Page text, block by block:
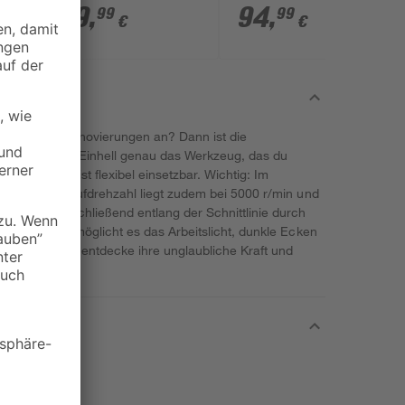
Solo' ohne Akku
109,99 €
RS 18/32 Li BL - Solo'
ohne Akku und
94,99 €
oder Renovierungen an? Dann ist die
- Solo' von Einhell genau das Werkzeug, das du
und ist flexibel einsetzbar. Wichtig: Im
Die Leerlaufdrehzahl liegt zudem bei 5000 r/min und
du abschließend entlang der Schnittlinie durch
kannst, ermöglicht es das Arbeitslicht, dunkle Ecken
Säge und entdecke ihre unglaubliche Kraft und